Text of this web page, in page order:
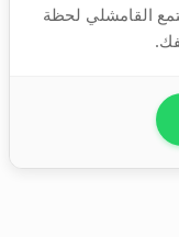
القامشلي لحظة